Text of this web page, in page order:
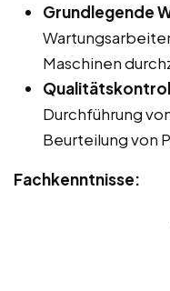
Grundlegende
Maschinen
Durchführung
Beurteilung von
Fachkenntnisse: